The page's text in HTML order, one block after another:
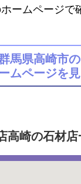
ームページで
馬県高崎市の
ムページを
高崎の石材店